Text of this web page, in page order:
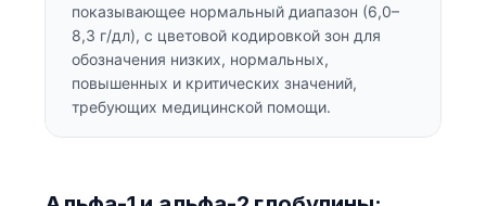
показывающее нормальный диапазон (6,0–
8,3 г/дл), с цветовой кодировкой зон для
обозначения низких, нормальных,
повышенных и критических значений,
требующих медицинской помощи.